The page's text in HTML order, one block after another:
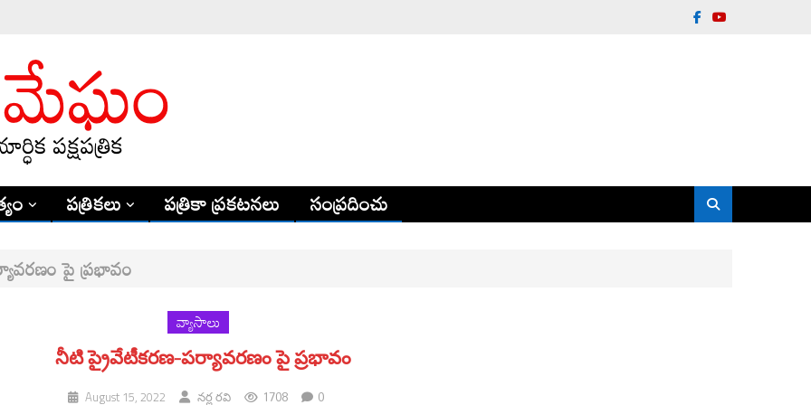
పత్రికలు పత్రికా ప్రకటనలు సంప్రదించు
పై ప్రభావం
వ్యాసాలు
నీటి ప్రైవేటీకరణ-పర్యావరణం పై ప్రభావం
August 15, 2022 నర్ల రవి 1708 0